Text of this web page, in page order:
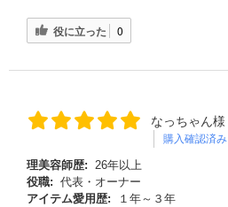
役に立った 0
なっちゃん様
購入確認済み
理美容師歴:
26年以上
役職: 代表・オーナー
アイテム愛用歴:
１年～３年